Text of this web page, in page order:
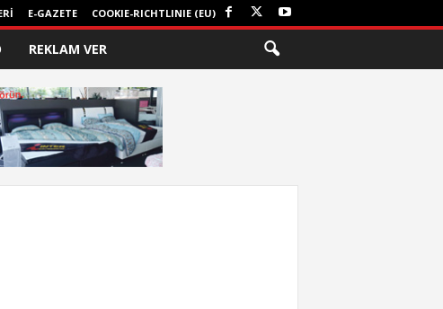
E-GAZETE COOKIE-RICHTLINIE (EU)
REKLAM VER